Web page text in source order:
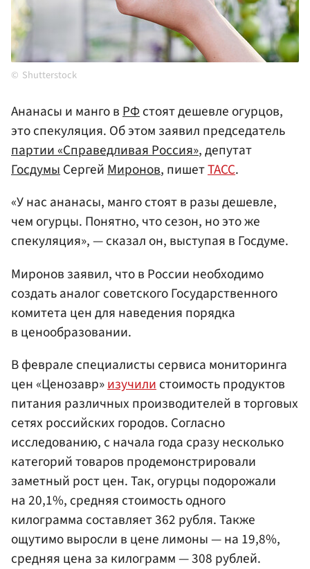
Shutterstock
Ананасы и манго вРФстоят дешевле огурцов,
это спекуляция. Об этом заявил председатель
партии «Справедливая Россия», депутат
ГосдумыСергейМиронов, пишетТАСС.
«У нас ананасы, манго стоят в разы дешевле,
чем огурцы. Понятно, что сезон, но это же
спекуляция», — сказал он, выступая в Госдуме.
Миронов заявил, что в России необходимо
создать аналог советского Государственного
комитета цен для наведения порядка
в ценообразовании.
В феврале специалисты сервиса мониторинга
цен «Ценозавр»изучилистоимость продуктов
питания различных производителей в торговых
сетях российских городов. Согласно
исследованию, с начала года сразу несколько
категорий товаров продемонстрировали
заметный рост цен. Так, огурцы подорожали
на 20,1%, средняя стоимость одного
килограмма составляет 362 рубля. Также
ощутимо выросли в цене лимоны — на 19,8%,
средняя цена за килограмм — 308 рублей.